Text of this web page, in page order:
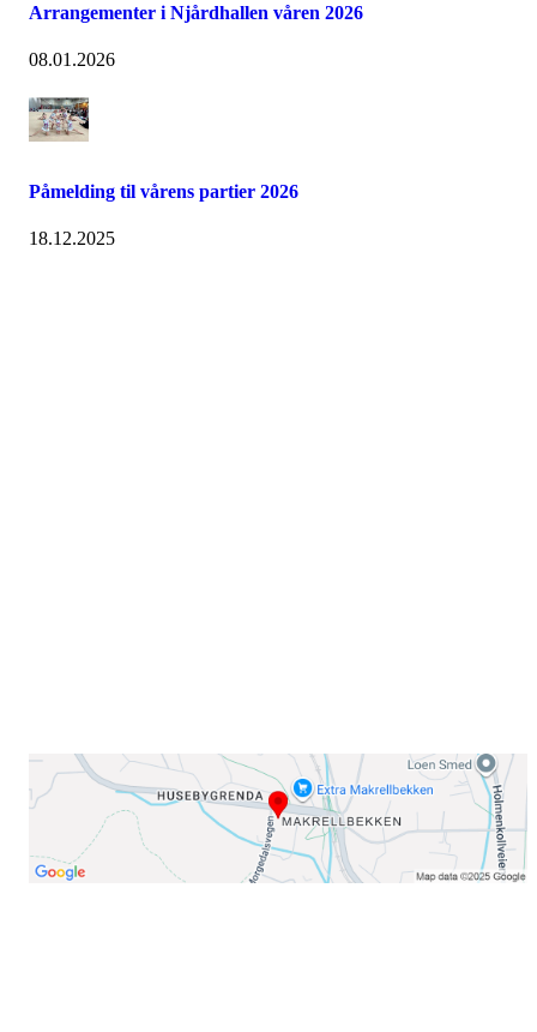
Arrangementer i Njårdhallen våren 2026
08.01.2026
Påmelding til vårens partier 2026
18.12.2025